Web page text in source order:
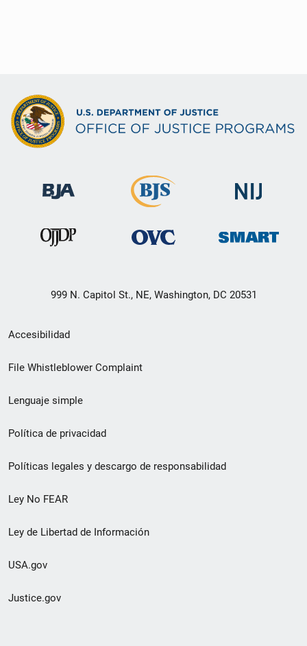
999 N. Capitol St., NE, Washington, DC 20531
Menú
de
de
pie
de
página
Accesibilidad
File Whistleblower Complaint
Lenguaje simple
Política de privacidad
Políticas legales y descargo de responsabilidad
Ley No FEAR
Ley de Libertad de Información
USA.gov
Justice.gov